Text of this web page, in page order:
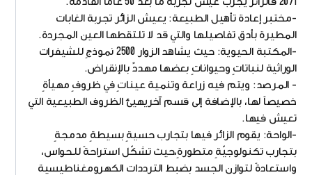
-مختبر إعادة تأهيل الطبيعة: يعيش الزائر تجربة الغابات
المطيرة بأدق تفاصيلها والتي قد لا تلتقطها العين المجردة.
-المكتبة الحيوية: حيث يشاهد الزوار 2500 نموذجٍ للشيفرات
الوراثية لنباتاتٍ وحيواناتٍ بعضها مهددٌ بالإنقراض.
- المرصد: ويتم فيه زراعة وتنمية عيناتٍ في ظروفٍ مهيأةٍ
خصيصاً لها، بالإضافة إلى قسم آخريهيئ الظروف الطبيعية التي
تعيش فيها.
-الواحة: يقوم الزائر فيها بتجارب حسيةٍ بسيطةٍ مدمجةٍ
بتجارب تكنولوجيّةٍ متطورةٍ،حيث تشكّل استراحةً للحواس،
واستعادةً لتوازن الجسد بضبط الترددات الكهرومغناطيسية